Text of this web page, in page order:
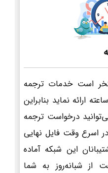
است خدمات ترجمه
رسمی خود را به‌صورت 24 ساعته ارائه نماید بنابراین
درخواست ترجمه
اسرع وقت فایل نهایی
این شبکه آماده
از شبانه‌روز به شما